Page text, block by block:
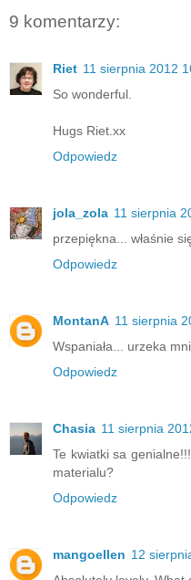
9 komentarzy:
Riet 11 sierpnia 2012
So wonderful.
Hugs Riet.xx
Odpowiedz
jola_zola 11 sierpnia
przepiękna... właśnie
Odpowiedz
MontanA 11 sierpnia
Wspaniała... urzeka
Odpowiedz
Chasia 11 sierpnia
Te kwiatki sa
materialu?
Odpowiedz
mangoellen 12